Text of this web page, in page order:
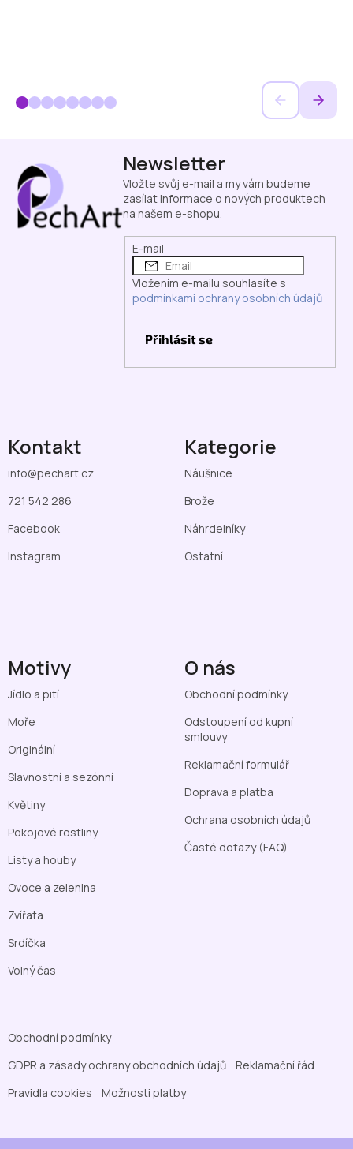
Newsletter
Vložte svůj e-mail a my vám budeme
zasílat informace o nových produktech
na našem e-shopu.
E-mail
Vložením e-mailu souhlasíte s
podmínkami ochrany osobních údajů
Přihlásit se
Kontakt
info@pechart.cz
721 542 286
Facebook
Instagram
Kategorie
Náušnice
Brože
Náhrdelníky
Ostatní
Motivy
Jídlo a pití
Moře
Originální
Slavnostní a sezónní
Květiny
Pokojové rostliny
Listy a houby
Ovoce a zelenina
Zvířata
Srdíčka
Volný čas
O nás
Obchodní podmínky
Odstoupení od kupní
smlouvy
Reklamační formulář
Doprava a platba
Ochrana osobních údajů
Časté dotazy (FAQ)
Obchodní podmínky
GDPR a zásady ochrany obchodních údajů
Reklamační řád
Pravidla cookies
Možnosti platby